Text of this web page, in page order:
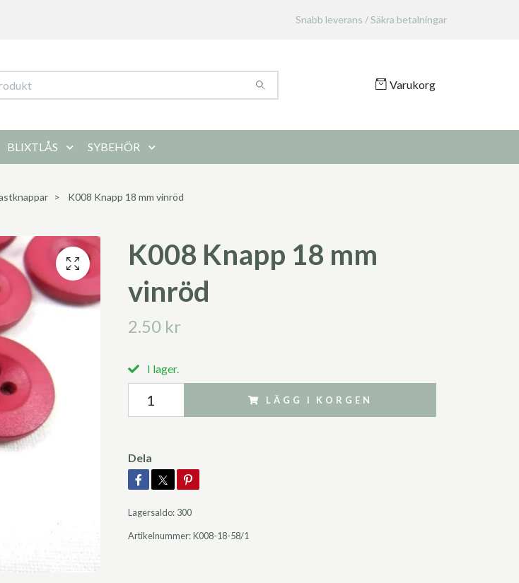
Snabb leverans / Säkra betalningar
Varukorg
BLIXTLÅS SYBEHÖR
K008 Knapp 18 mm vinröd
K008 Knapp 18 mm
vinröd
2.50 kr
I lager.
LÄGG I KORGEN
Dela
Lagersaldo: 300
Artikelnummer:K008-18-58/1